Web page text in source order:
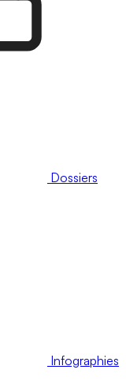
Dossiers
Infographies